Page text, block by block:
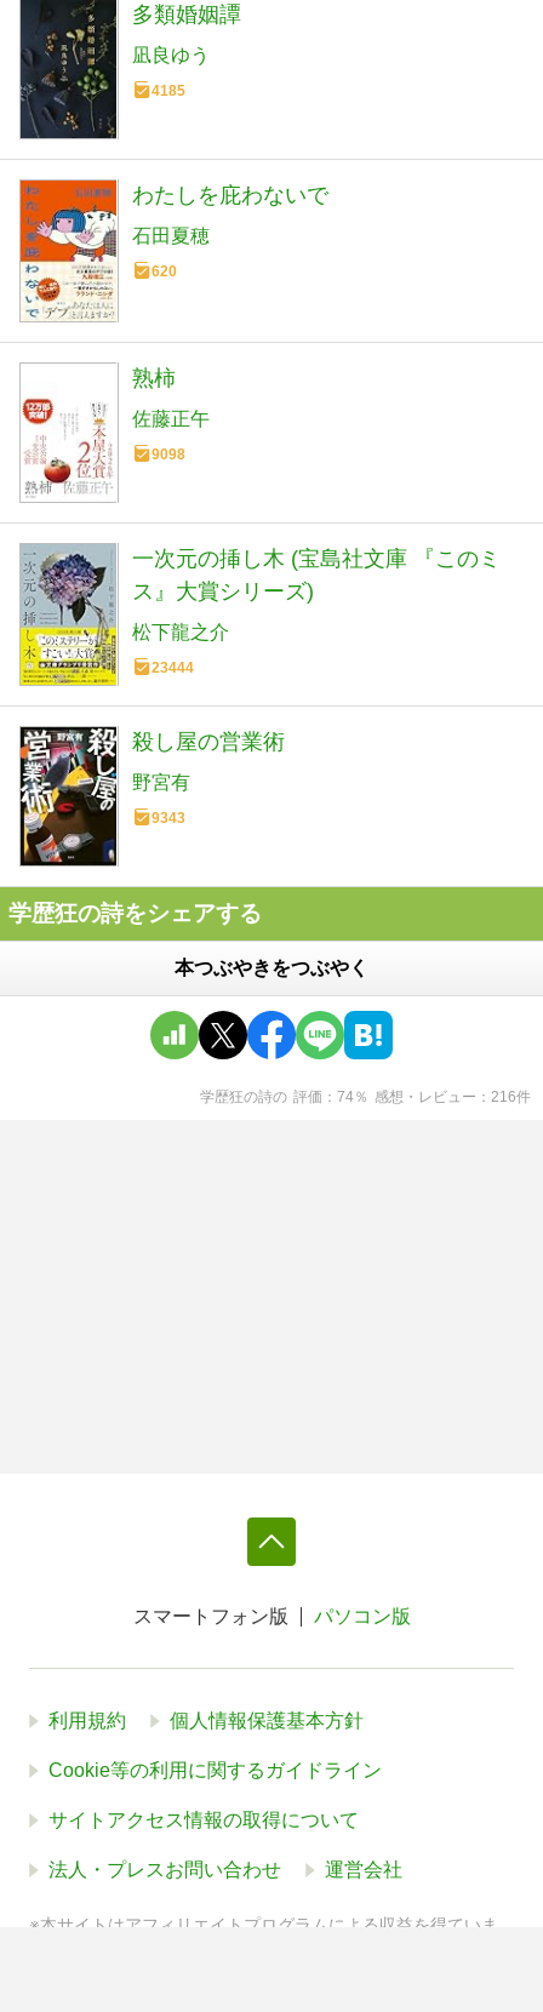
多類婚姻譚
凪良ゆう
4185
わたしを庇わないで
石田夏穂
620
熟柿
佐藤正午
9098
一次元の挿し木 (宝島社文庫 『このミ
ス』大賞シリーズ)
松下龍之介
23444
殺し屋の営業術
野宮有
9343
学歴狂の詩をシェアする
本つぶやきをつぶやく
学歴狂の詩の 評価 74％ 感想・レビュー 216件
スマートフォン版 パソコン版
利用規約 個人情報保護基本方針
Cookie等の利用に関するガイドライン
サイトアクセス情報の取得について
法人・プレスお問い合わせ 運営会社
※本サイトはアフィリエイトプログラムによる収益を得ていま